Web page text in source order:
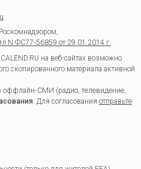
ФС77-56859 от 29.01.2014 г.
на веб-сайтах возможно
скопированного материала активной
оффлайн-СМИ (радио, телевидение,
. Для согласования отправьте